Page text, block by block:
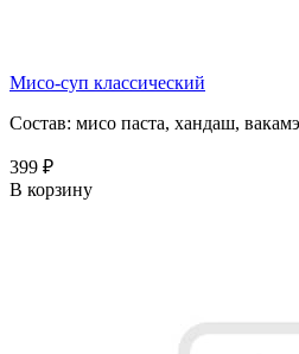
Мисо-суп классический
Состав: мисо паста, хандаш,
399 ₽
В корзину